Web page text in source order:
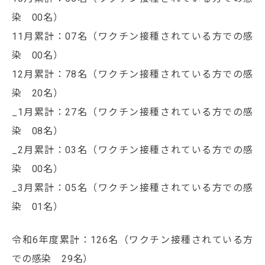
染 00名）
11月累計：07名（ワクチン接種されている方での感
染 00名）
12月累計：78名（ワクチン接種されている方での感
染 20名）
_1月累計：27名（ワクチン接種されている方での感
染 08名）
_2月累計：03名（ワクチン接種されている方での感
染 00名）
_3月累計：05名（ワクチン接種されている方での感
染 01名）
令和6年度累計：126名（ワクチン接種されている方
での感染 29名）